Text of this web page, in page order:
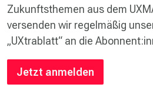
Zukunftsthemen aus dem
versenden wir regelmäßig
„UXtrablatt“ an die
Jetzt anmelden